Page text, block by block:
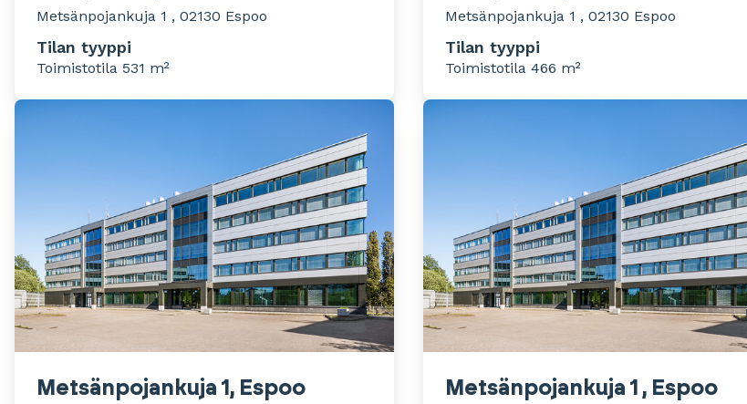
Metsänpojankuja 1 , 02130 Espoo
Tilan tyyppi
Toimistotila 531 m²
Metsänpojankuja 1 , 02130 Espoo
Tilan tyyppi
Toimistotila 466 m²
Metsänpojankuja 1, Espoo
Metsänpojankuja 1 , Espoo